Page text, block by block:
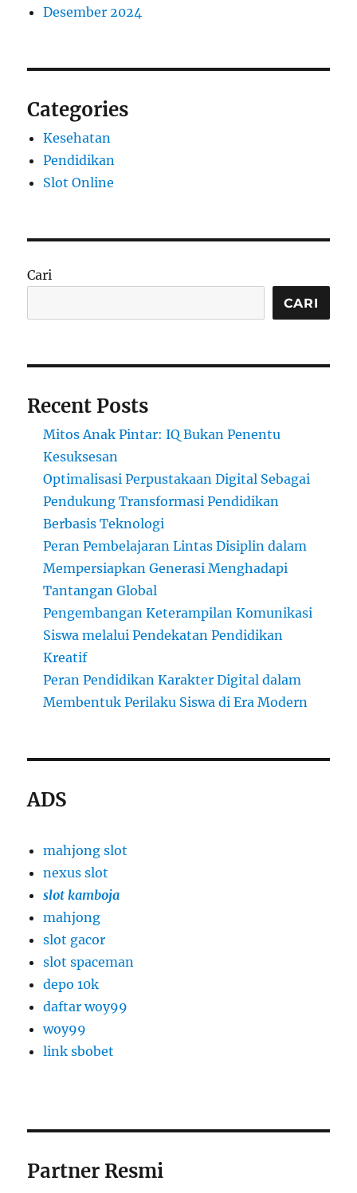
Desember 2024
Categories
Kesehatan
Pendidikan
Slot Online
Cari
CARI
Recent Posts
Mitos Anak Pintar: IQ Bukan Penentu
Kesuksesan
Optimalisasi Perpustakaan Digital Sebagai
Pendukung Transformasi Pendidikan
Berbasis Teknologi
Peran Pembelajaran Lintas Disiplin dalam
Mempersiapkan Generasi Menghadapi
Tantangan Global
Pengembangan Keterampilan Komunikasi
Siswa melalui Pendekatan Pendidikan
Kreatif
Peran Pendidikan Karakter Digital dalam
Membentuk Perilaku Siswa di Era Modern
ADS
mahjong slot
nexus slot
slot kamboja
mahjong
slot gacor
slot spaceman
depo 10k
daftar woy99
woy99
link sbobet
Partner Resmi